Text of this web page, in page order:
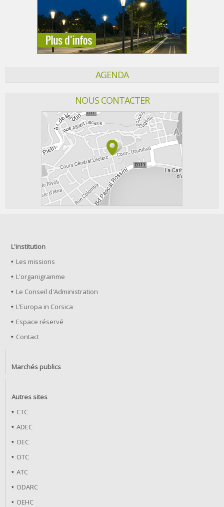
AGENDA
NOUS CONTACTER
L'institution
Les missions
L'organigramme
Le Conseil d'Administration
L’Europa in Corsica
Espace réservé
Contact
Marchés publics
Autres sites
CTC
ADEC
OEC
OTC
ATC
ODARC
OEHC